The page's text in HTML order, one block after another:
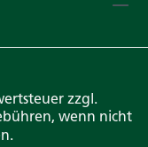
zzgl.
wenn nicht